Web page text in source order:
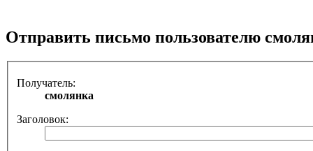
Отправить письмо пользователю
Получатель:
смолянка
Заголовок: